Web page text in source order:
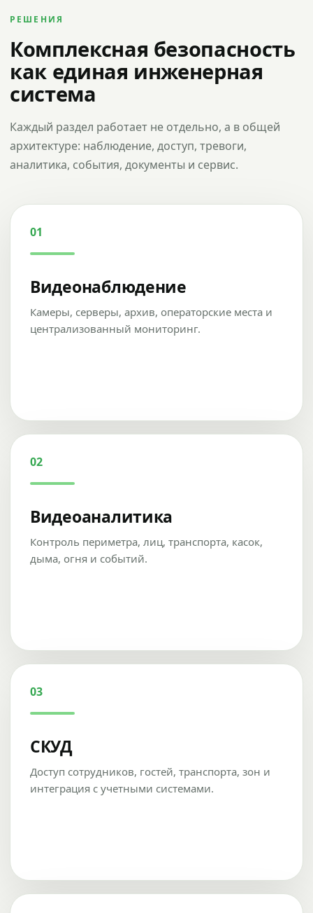
РЕШЕНИЯ
Комплексная безопасность
как единая инженерная
система
Каждый раздел работает не отдельно, а в общей
архитектуре: наблюдение, доступ, тревоги,
аналитика, события, документы и сервис.
01
Видеонаблюдение
Камеры, серверы, архив, операторские места и
централизованный мониторинг.
02
Видеоаналитика
Контроль периметра, лиц, транспорта, касок,
дыма, огня и событий.
03
СКУД
Доступ сотрудников, гостей, транспорта, зон и
интеграция с учетными системами.